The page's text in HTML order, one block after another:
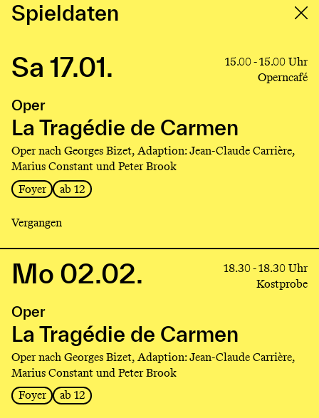
Spieldaten
Link
Tragédie
Carmen
Sa 17.01.
15.00 - 15.00 Uhr
Operncafé
Oper
La Tragédie de Carmen
Oper nach Georges Bizet, Adaption: Jean-Claude Carrière,
Marius Constant und Peter Brook
Foyer
ab 12
Vergangen
Link
Tragédie
Carmen
Mo 02.02.
18.30 - 18.30 Uhr
Kostprobe
Oper
La Tragédie de Carmen
Oper nach Georges Bizet, Adaption: Jean-Claude Carrière,
Marius Constant und Peter Brook
Foyer
ab 12